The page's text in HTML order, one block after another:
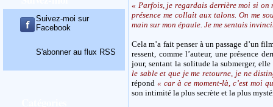
Suivez-moi sur
Facebook
S'abonner au flux RSS
« Parfois, je regardais derrière moi si on
présence me collait aux talons. On me
main sur mon épaule. Je me sentais
Cela m’a fait penser à un passage d’un
ressent, comme l’auteur, une présence
jour, sentant la solitude la submerger,
le sable et que je me retourne, je ne
répond « car à ce moment-là, c’est moi
son intimité la plus secrète et la plus